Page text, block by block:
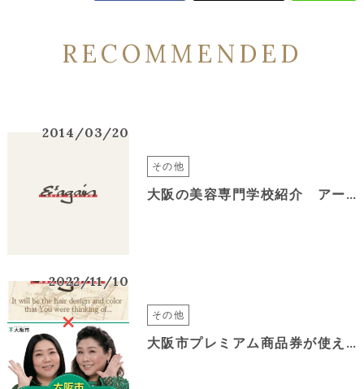
RECOMMENDED
2014/03/20
その他
大阪の美容専門学校紹介 アーデントビューティーカレッジ
2022/11/10
その他
大阪市プレミアム商品券が使える大阪市東成区の美容室アンドアゲイン緑橋